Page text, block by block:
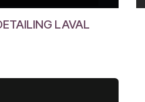
LAVAL